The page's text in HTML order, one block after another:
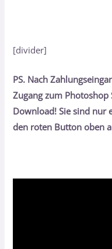
[divider]
PS. Nach
Zugang zum
Download! Sie sind nur
den roten Button oben